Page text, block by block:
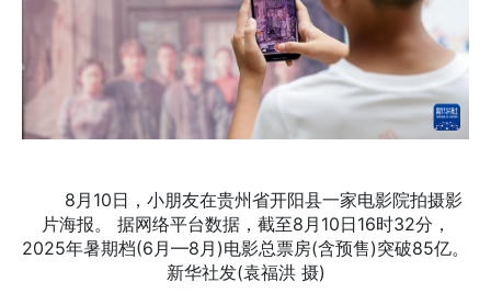
8月10日，小朋友在贵州省开阳县一家电影院拍摄影
片海报。 据网络平台数据，截至8月10日16时32分，
2025年暑期档(6月—8月)电影总票房(含预售)突破85亿。
新华社发(袁福洪 摄)